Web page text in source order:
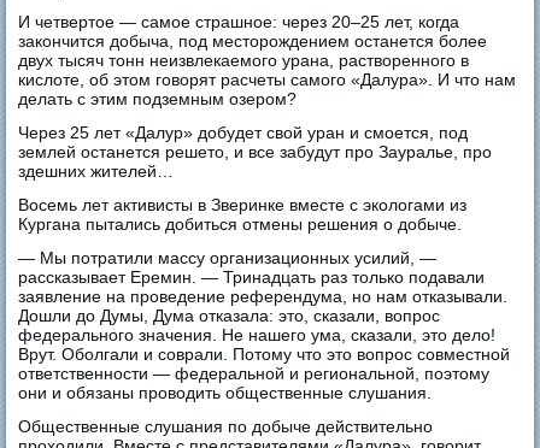
И четвертое — самое страшное: через 20‒25 лет, когда
закончится добыча, под месторождением останется более
двух тысяч тонн неизвлекаемого урана, растворенного в
кислоте, об этом говорят расчеты самого «Далура». И что нам
делать с этим подземным озером?
Через 25 лет «Далур» добудет свой уран и смоется, под
землей останется решето, и все забудут про Зауралье, про
здешних жителей…
Восемь лет активисты в Зверинке вместе с экологами из
Кургана пытались добиться отмены решения о добыче.
— Мы потратили массу организационных усилий, —
рассказывает Еремин. — Тринадцать раз только подавали
заявление на проведение референдума, но нам отказывали.
Дошли до Думы, Дума отказала: это, сказали, вопрос
федерального значения. Не нашего ума, сказали, это дело!
Врут. Оболгали и соврали. Потому что это вопрос совместной
ответственности — федеральной и региональной, поэтому
они и обязаны проводить общественные слушания.
Общественные слушания по добыче действительно